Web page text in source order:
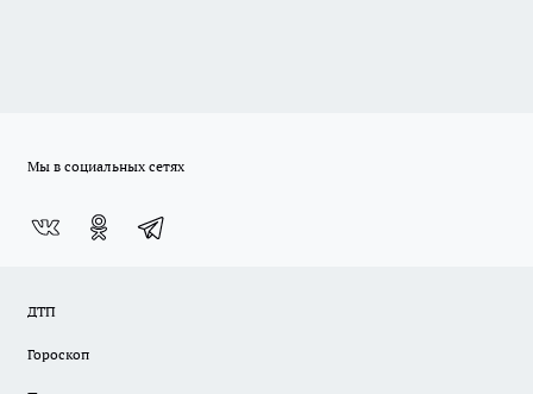
Мы в социальных сетях
ДТП
Гороскоп